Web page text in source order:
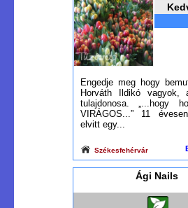
Engedje meg hogy
Horváth Ildikó vagyok,
tulajdonosa. „...hogy
VIRÁGOS...” 11
elvitt egy...
Székesfehérvár
Ági Nails